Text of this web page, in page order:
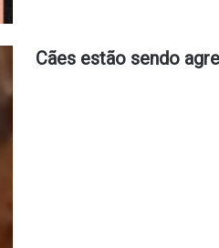
Cães estão sendo